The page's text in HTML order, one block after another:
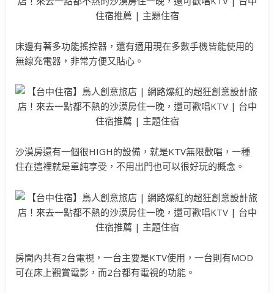
床邊有著多功能搖控器，還有適用現在多數手機皆能使用的
無線充電器，非常方便又貼心。
沙漠房還有一個很HIGH的設備，就是KTV無限歡唱，一種
住在這裡就是單純享受，不用出門也可以很好玩的概念。
房間內共有2台電視，一台主要是KTV使用，一台則有MOD
可在床上觀賞電影，而2台都有電視的功能。